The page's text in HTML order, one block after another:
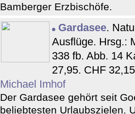
Bamberger Erzbischöfe.
Gardasee.
Ausflüge. Hrsg.:
338 fb. Abb. 14
27,95. CHF
Michael Imhof
Der Gardasee gehört seit
beliebtesten Urlaubszielen.